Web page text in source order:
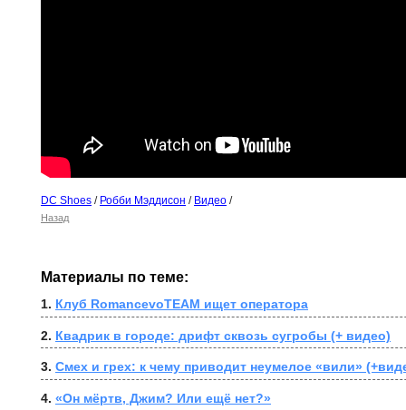
DC Shoes / Робби Мэддисон / Видео /
Назад
Материалы по теме:
1. Клуб RomancevoTEAM ищет оператора
2. Квадрик в городе: дрифт сквозь сугробы (+ видео)
3. Смех и грех: к чему приводит неумелое «вили»
4. «Он мёртв, Джим? Или ещё нет?»